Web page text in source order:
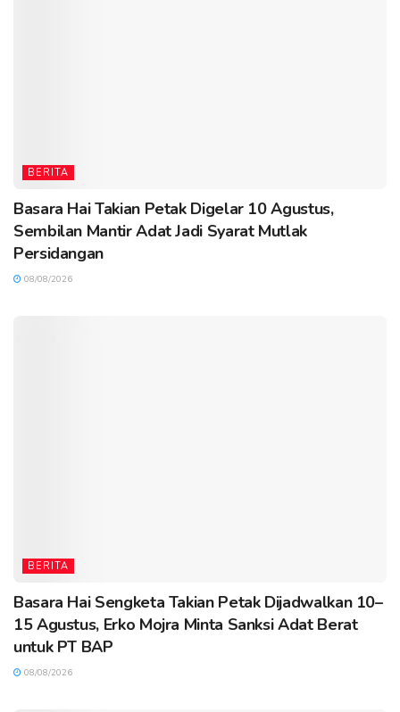
BERITA
Basara Hai Takian Petak Digelar 10 Agustus,
Sembilan Mantir Adat Jadi Syarat Mutlak
Persidangan
08/08/2026
BERITA
Basara Hai Sengketa Takian Petak Dijadwalkan 10–
15 Agustus, Erko Mojra Minta Sanksi Adat Berat
untuk PT BAP
08/08/2026